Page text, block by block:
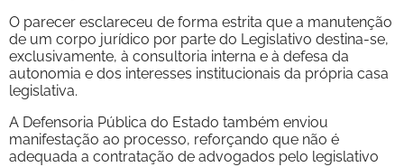
O parecer esclareceu de forma estrita que a manutenção
de um corpo jurídico por parte do Legislativo destina-se,
exclusivamente, à consultoria interna e à defesa da
autonomia e dos interesses institucionais da própria casa
legislativa.
A Defensoria Pública do Estado também enviou
manifestação ao processo, reforçando que não é
adequada a contratação de advogados pelo legislativo